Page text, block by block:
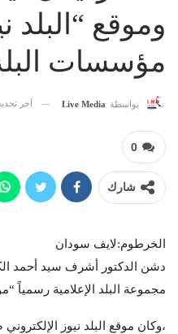
وموقع
مؤسسات
بواسطة Live Media آخر
0
شارك
الخرطوم:لايف سودان
دشن الدكتور أشرف سيد أحمد
مجموعة البلد الإعلامية رسمياً
،وكان موقع البلد نيوز